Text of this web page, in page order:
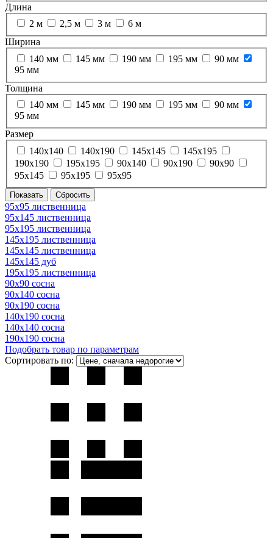
Длина
2 м
2,5 м 3 м
6 м
Ширина
140 мм
145 мм 190 мм 195 мм
90 мм
95 мм
Толщина
140 мм
145 мм 190 мм 195 мм
90 мм
95 мм
Размер
140х140
140х190 145х145
145х195
190х190
195х195 90х140 90х190
90х90
95х145
95х195 95х95
95х95 лиственница
95х145 лиственница
95х195 лиственница
145х195 лиственница
145х145 лиственница
145х145 дуб
195х195 лиственница
90х90 сосна
90х140 сосна
90х190 сосна
140х190 сосна
140х140 сосна
190х190 сосна
Подобрать товар по параметрам
Сортировать по: